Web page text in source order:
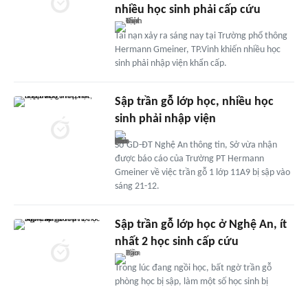
nhiều học sinh phải cấp cứu
Tai nạn xảy ra sáng nay tại Trường phổ thông
Hermann Gmeiner, TP.Vinh khiến nhiều học
sinh phải nhập viện khẩn cấp.
Sập trần gỗ lớp học, nhiều học
sinh phải nhập viện
Sở GD-ĐT Nghệ An thông tin, Sở vừa nhận
được báo cáo của Trường PT Hermann
Gmeiner về việc trần gỗ 1 lớp 11A9 bị sập vào
sáng 21-12.
Sập trần gỗ lớp học ở Nghệ An, ít
nhất 2 học sinh cấp cứu
Trong lúc đang ngồi học, bất ngờ trần gỗ
phòng học bị sập, làm một số học sinh bị